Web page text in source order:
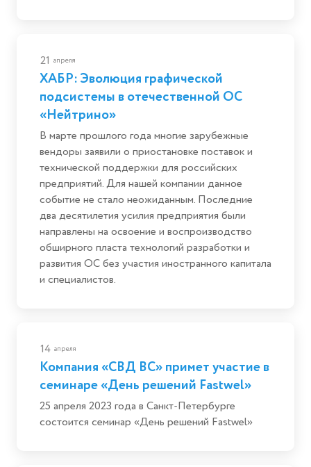
21 апреля
ХАБР: Эволюция графической
подсистемы в отечественной ОС
«Нейтрино»
В марте прошлого года многие зарубежные
вендоры заявили о приостановке поставок и
технической поддержки для российских
предприятий. Для нашей компании данное
событие не стало неожиданным. Последние
два десятилетия усилия предприятия были
направлены на освоение и воспроизводство
обширного пласта технологий разработки и
развития ОС без участия иностранного капитала
и специалистов.
14 апреля
Компания «СВД ВС» примет участие в
семинаре «День решений Fastwel»
25 апреля 2023 года в Санкт-Петербурге
состоится семинар «День решений Fastwel»